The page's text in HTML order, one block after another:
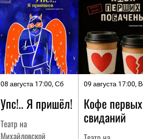
08 августа 17:00, Сб
Упс!.. Я пришёл!
Театр на
Михайловской
09 августа 17:00,
Кофе первых
свиданий